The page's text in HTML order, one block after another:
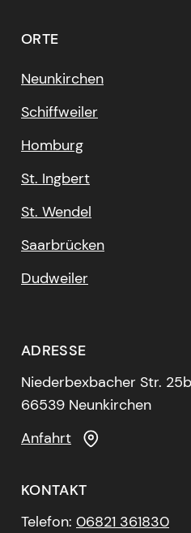
ORTE
Neunkirchen
Schiffweiler
Homburg
St. Ingbert
St. Wendel
Saarbrücken
Dudweiler
ADRESSE
Niederbexbacher Str. 25b
66539 Neunkirchen
Anfahrt
KONTAKT
Telefon: 06821 361830